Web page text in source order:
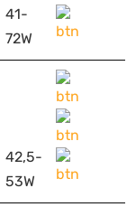
41-
72W
42,5-
53W